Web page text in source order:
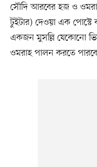
সৌদি আরবের হজ ও
টুইটার) দেওয়া এক
একজন মুসল্লি যেকোনো
ওমরাহ পালন করতে